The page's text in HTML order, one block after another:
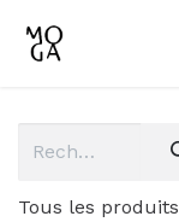
Tous les produits